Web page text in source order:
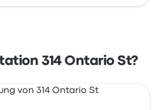
dieser Bushaltestelle in
314 Ontario St?